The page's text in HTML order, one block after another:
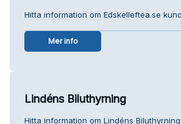
Hitta information om Edskelleftea.se
Mer info
Lindéns Biluthyrning
Hitta information om Lindéns